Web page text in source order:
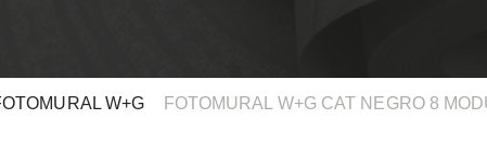
W+G FOTOMURAL W+G CAT NEGRO 8